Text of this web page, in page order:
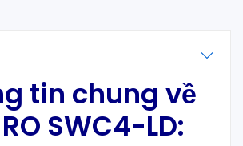
tin chung về
SWC4-LD: